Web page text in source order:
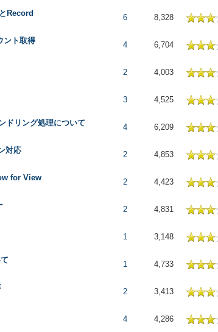
Record 6 8,328
ント取得 4 6,704
2 4,003
3 4,525
ドリング処理について 4 6,209
対応 2 4,853
for View 2 4,423
2 4,831
1 3,148
1 4,733
2 3,413
4 4,286